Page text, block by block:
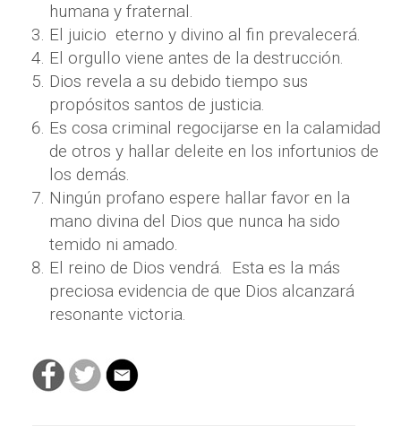
humana y fraternal.
El juicio eterno y divino al fin prevalecerá.
El orgullo viene antes de la destrucción.
Dios revela a su debido tiempo sus
propósitos santos de justicia.
Es cosa criminal regocijarse en la calamidad
de otros y hallar deleite en los infortunios de
los demás.
Ningún profano espere hallar favor en la
mano divina del Dios que nunca ha sido
temido ni amado.
El reino de Dios vendrá. Esta es la más
preciosa evidencia de que Dios alcanzará
resonante victoria.